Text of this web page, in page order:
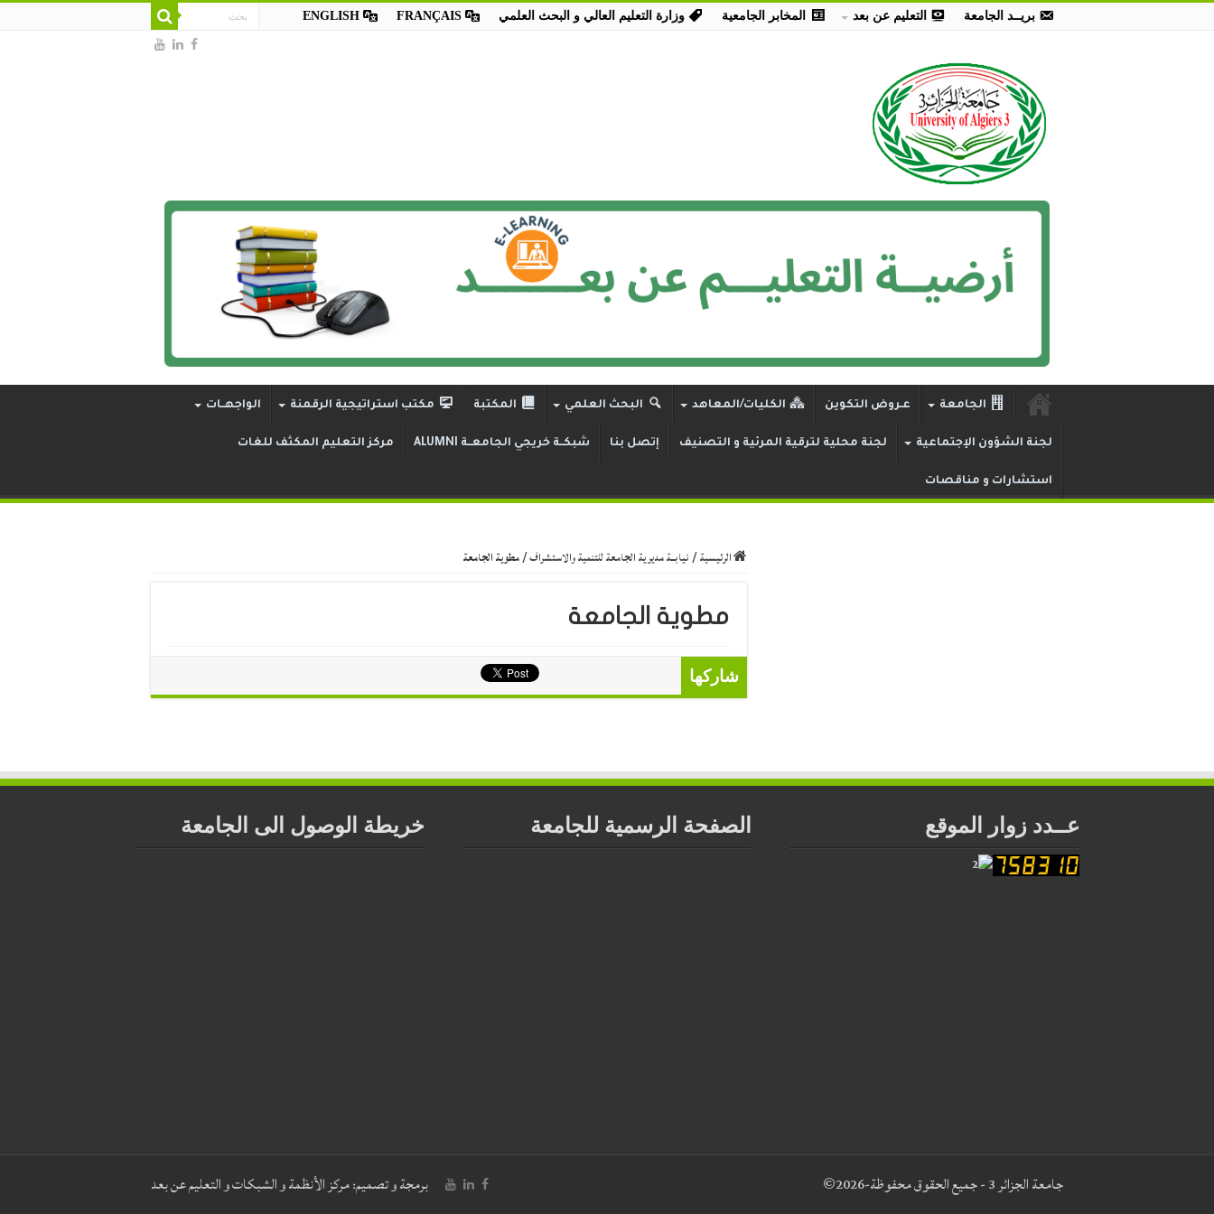
بريــد الجامعة التعليم عن بعد المخابر الجامعية وزارة التعليم العالي و البحث العلمي FRANÇAIS
ENGLISH
الجامعة عـروض التكوين الكليات/المعاهد البحث العلمي المكتبة مكتب استراتيجية الرقمنة الواجهــات
لجنة الشؤون الإجتماعية لجنة محلية لترقية المرئية و التصنيف إتصل بنا شبكــة خريجي الجامعــة ALUMNI مركز التعليم المكثف للغات
استشارات و مناقصات
الرئيسية/نيابــة مديرية الجامعة للتنمية والاستشراف/مطوية الجامعة
مطوية الجامعة
شاركها
عــدد زوار الموقع الصفحة الرسمية للجامعة خريطة الوصول الى الجامعة
برمجة و تصميم:مركز الأنظمة و الشبكات و التعليم عن بعد جامعة الجزائر 3 - جميع الحقوق محفوظة-2026©